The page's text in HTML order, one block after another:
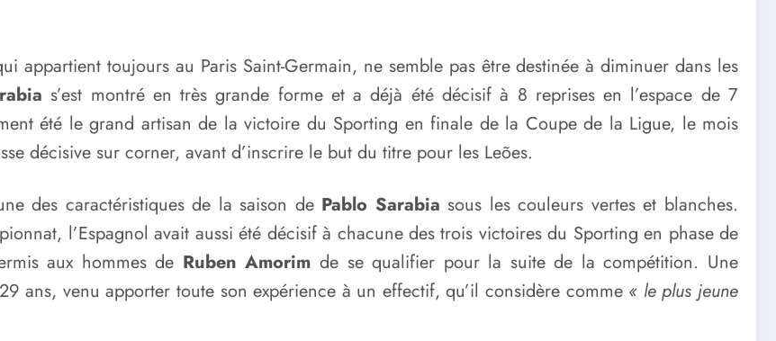
appartient toujours au Paris Saint-Germain, ne semble pas être destinée à diminuer dans les
s’est montré en très grande forme et a déjà été décisif à 8 reprises en l’espace de 7
été le grand artisan de la victoire du Sporting en finale de la Coupe de la Ligue, le mois
décisive sur corner, avant d’inscrire le but du titre pour les Leões.
des caractéristiques de la saison dePablo Sarabia sous les couleurs vertes et blanches.
l’Espagnol avait aussi été décisif à chacune des trois victoires du Sporting en phase de
aux hommes de Ruben Amorim de se qualifier pour la suite de la compétition. Une
ans, venu apporter toute son expérience à un effectif, qu’il considère comme « le plus jeune